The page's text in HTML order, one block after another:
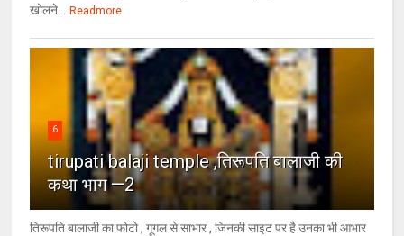
खोलने...
Readmore
6
tirupati balaji temple ,तिरूपति बालाजी की
कथा भाग —2
तिरूपति बालाजी का फोटो , गूगल से साभार , ​जिनकी साइट पर है उनका भी आभार